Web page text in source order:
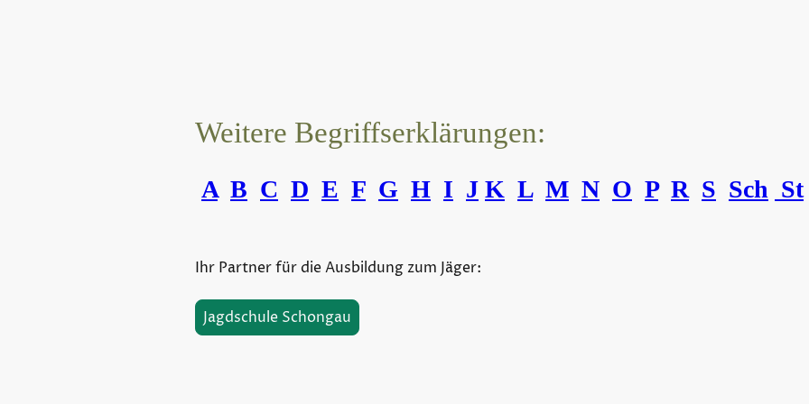
Weitere Begriffserklärungen:
A B C D E F G H I J K L M N O P R S Sch St
Ihr Partner für die Ausbildung zum Jäger:
Jagdschule Schongau